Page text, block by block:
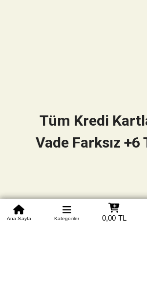
0850 305 09 70
Beden Tablosu Banka Hesapları
Ana Sayfa Kategoriler 0,00 TL
Tüm Kredi
Vade Farksız +6